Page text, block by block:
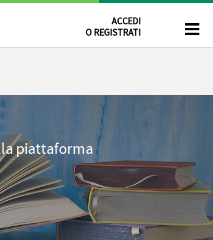
ACCEDI
O REGISTRATI
piattaforma